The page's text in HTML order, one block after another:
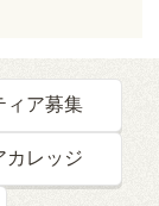
ィア募集
カレッジ